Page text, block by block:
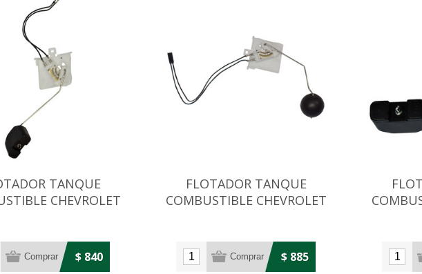
TANQUE
CHEVROLET
$ 840
FLOTADOR TANQUE
COMBUSTIBLE CHEVROLET
$ 885